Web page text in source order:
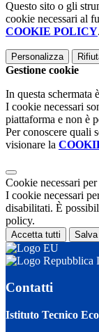
Questo sito o gli
cookie necessari al
COOKIE POLICY.
Personalizza
Gestione cookie
In questa schermata
I cookie necessari
piattaforma e non è
Per conoscere quali
visionare la
Cookie necessari
I cookie necessari
disabilitati. È
policy.
Accetta tutti
Contatti
Istituto Tecnico